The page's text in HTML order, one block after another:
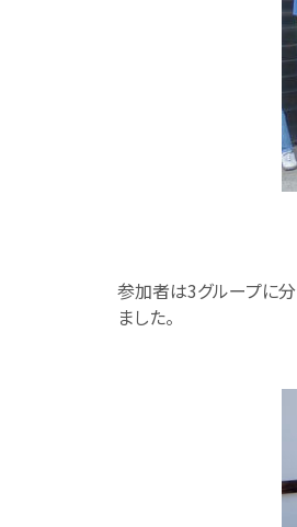
参加者は3グループに
ました。